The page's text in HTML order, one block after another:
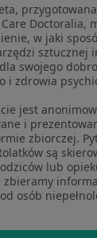
pacjentów
Lekarze
medyczne
i
Choroby
Pomoc
mobilne
dla pacjentów
profesjonalistów
Care Doctoralia,
w jaki
sztucznej
swojego
i zdrowia
jest
i
zbiorczej.
są
lub
zbieramy
osób